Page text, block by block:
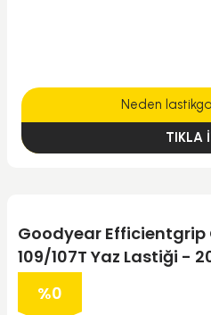
Neden
TIKLA
Goodyear Efficientgrip
109/107T Yaz Lastiği -
%0